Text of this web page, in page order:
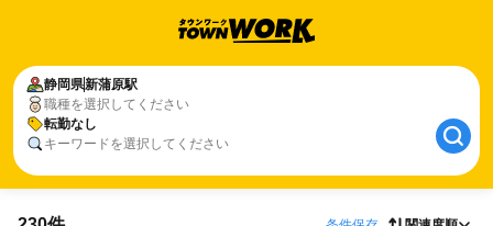
静岡県新蒲原駅
職種を選択してください
転勤なし
キーワードを選択してください